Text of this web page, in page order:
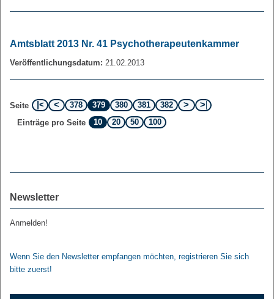
Amtsblatt 2013 Nr. 41 Psychotherapeutenkammer
Veröffentlichungsdatum: 21.02.2013
Seite 378 379 380 381
382
Einträge pro Seite
10 20 50 100
Newsletter
Anmelden!
Wenn Sie den Newsletter empfangen möchten, registrieren Sie sich
bitte zuerst!